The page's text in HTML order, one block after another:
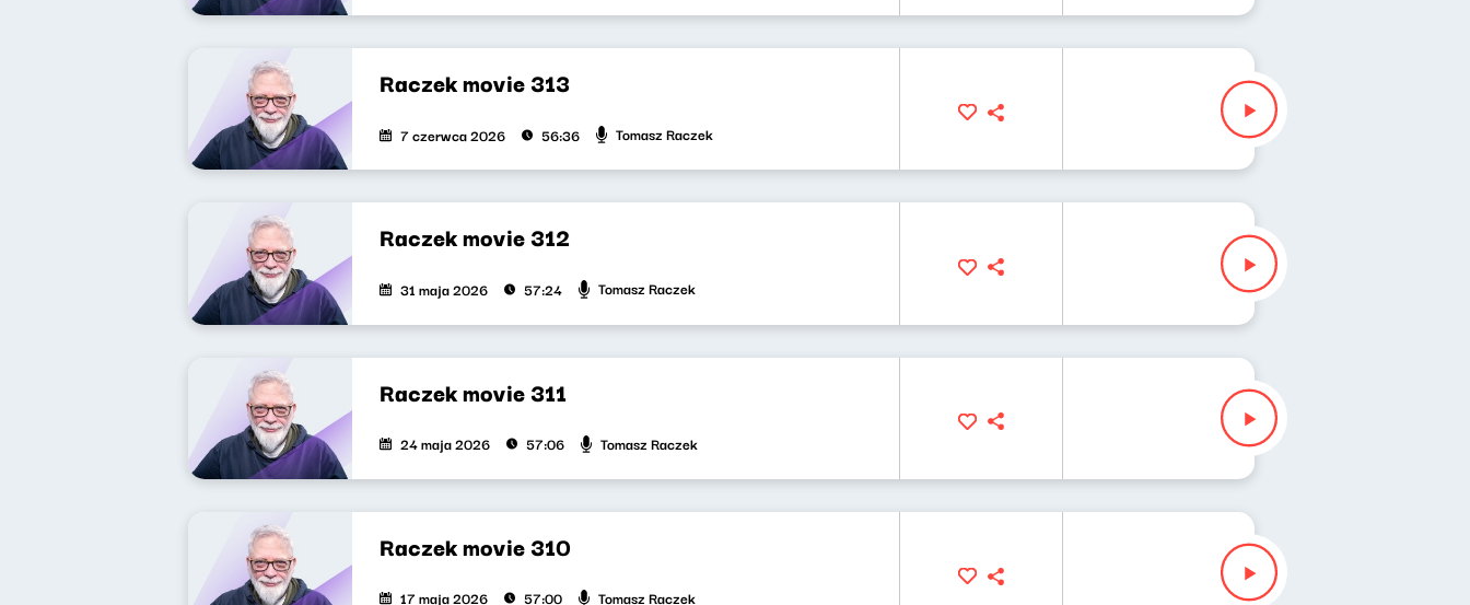
Raczek movie 313
7 czerwca 2026 56:36 Tomasz Raczek
Raczek movie 312
31 maja 2026 57:24 Tomasz Raczek
Raczek movie 311
24 maja 2026 57:06 Tomasz Raczek
Raczek movie 310
17 maja 2026 57:00 Tomasz Raczek